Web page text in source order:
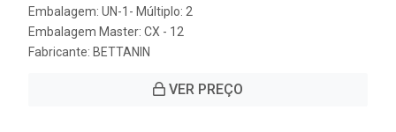
Embalagem: UN-1- Múltiplo: 2
Embalagem Master: CX - 12
Fabricante: BETTANIN
VER PREÇO